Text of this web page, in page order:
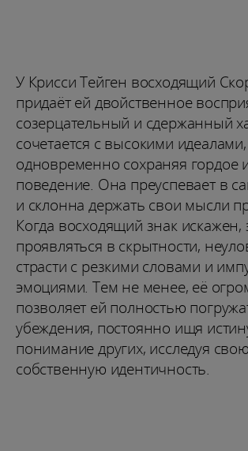
У Крисси Тейген восходящий
придаёт ей двойственное
созерцательный и сдержанный
сочетается с высокими идеалами,
одновременно сохраняя гордое
поведение. Она преуспевает в
и склонна держать свои мысли
Когда восходящий знак искажен,
проявляться в скрытности,
страсти с резкими словами и
эмоциями. Тем не менее, её
позволяет ей полностью
убеждения, постоянно ищя
понимание других, исследуя свою
собственную идентичность.